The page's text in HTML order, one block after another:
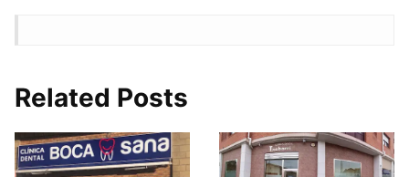
Related Posts